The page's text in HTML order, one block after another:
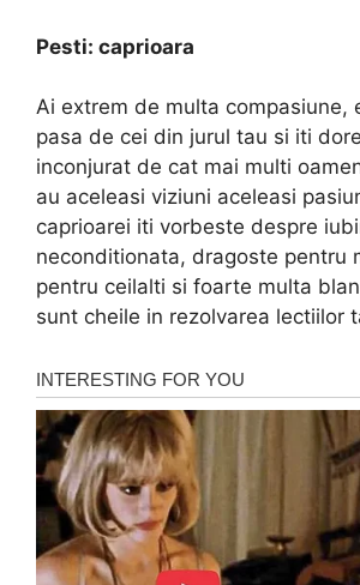
Pesti: caprioara
Ai extrem de multa compasiune,
pasa de cei din jurul tau si iti
inconjurat de cat mai multi
au aceleasi viziuni aceleasi
caprioarei iti vorbeste despre
neconditionata, dragoste pentru
pentru ceilalti si foarte multa
sunt cheile in rezolvarea lectiilor